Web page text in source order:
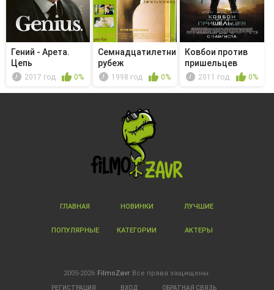
Гений - Арета.
Цепь
одураченных
2017 год 0%
Семнадцатилетний
рубеж
1998 год 0%
Ковбои против
пришельцев
2011 год 0%
ГЛАВНАЯ НОВИНКИ ЛУЧШИЕ
ПОПУЛЯРНЫЕ КАТЕГОРИИ АКТЕРЫ
2005-2026 FilmoZavr Все права защищены.
РЕГИСТРАЦИЯ ВХОД ОБРАТНАЯ СВЯЗЬ